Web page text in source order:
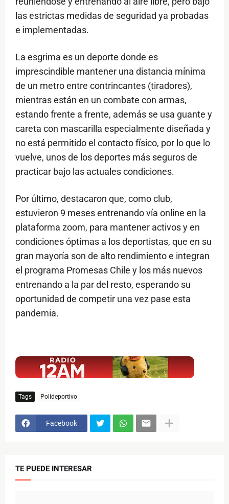
las estrictas medidas de seguridad ya probadas
e implementadas.
La esgrima es un deporte donde es
imprescindible mantener una distancia mínima
de un metro entre contrincantes (tiradores),
mientras están en un combate con armas,
estando frente a frente, además se usa guante y
careta con mascarilla especialmente diseñada y
no está permitido el contacto físico, por lo que lo
vuelve, unos de los deportes más seguros de
practicar bajo las actuales condiciones.
Por último, destacaron que, como club,
estuvieron 9 meses entrenando vía online en la
plataforma zoom, para mantener activos y en
condiciones óptimas a los deportistas, que en su
gran mayoría son de alto rendimiento e integran
el programa Promesas Chile y los más nuevos
entrenando a la par del resto, esperando su
oportunidad de competir una vez pase esta
pandemia.
Tags Polideportivo
Facebook
TE PUEDE INTERESAR